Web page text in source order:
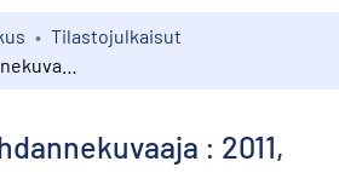
Tilastojulkaisut
: 2011,